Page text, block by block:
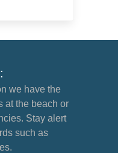
we have the
at the beach or
Stay alert
such as